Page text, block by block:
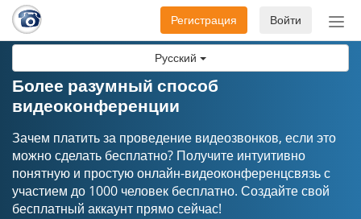
Русский
Войти
Регистрация
Более разумный способ
видеоконференции
Зачем платить за проведение видеозвонков, если это
можно сделать бесплатно? Получите интуитивно
понятную и простую онлайн-видеоконференцсвязь с
участием до 1000 человек бесплатно. Создайте свой
бесплатный аккаунт прямо сейчас!